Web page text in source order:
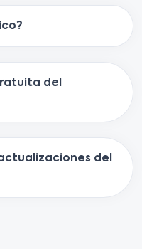
del
del